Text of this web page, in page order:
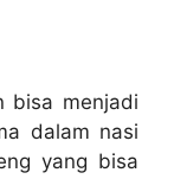
bisa menjadi
dalam nasi
yang bisa